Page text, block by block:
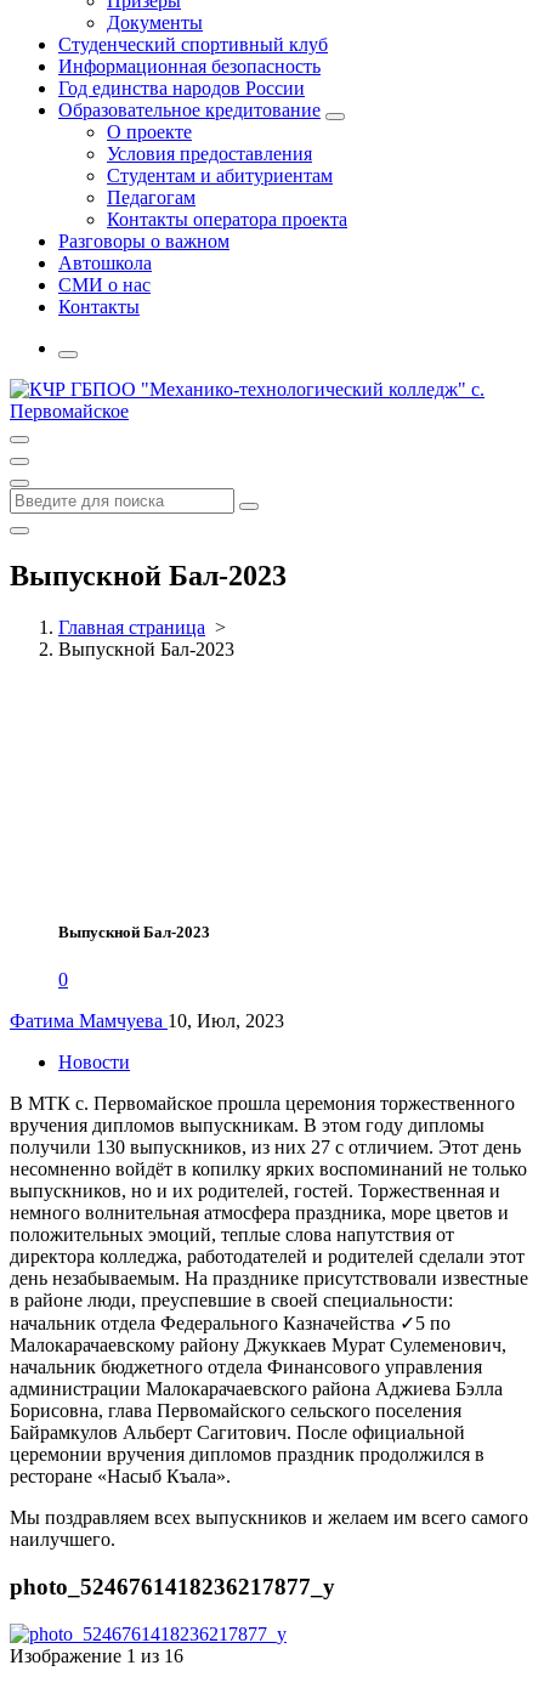
Документы
Студенческий спортивный клуб
Информационная безопасность
Год единства народов России
Образовательное кредитование
О проекте
Условия предоставления
Студентам и абитуриентам
Педагогам
Контакты оператора проекта
Разговоры о важном
Автошкола
СМИ о нас
Контакты
Выпускной Бал-2023
Главная страница >
Выпускной Бал-2023
Выпускной Бал-2023
0
Фатима Мамчуева 10, Июл, 2023
Новости
В МТК с. Первомайское прошла церемония торжественного
вручения дипломов выпускникам. В этом году дипломы
получили 130 выпускников, из них 27 с отличием. Этот день
несомненно войдёт в копилку ярких воспоминаний не только
выпускников, но и их родителей, гостей. Торжественная и
немного волнительная атмосфера праздника, море цветов и
положительных эмоций, теплые слова напутствия от
директора колледжа, работодателей и родителей сделали этот
день незабываемым. На празднике присутствовали известные
в районе люди, преуспевшие в своей специальности:
начальник отдела Федерального Казначейства ✓5 по
Малокарачаевскому району Джуккаев Мурат Сулеменович,
начальник бюджетного отдела Финансового управления
администрации Малокарачаевского района Аджиева Бэлла
Борисовна, глава Первомайского сельского поселения
Байрамкулов Альберт Сагитович. После официальной
церемонии вручения дипломов праздник продолжился в
ресторане «Насыб Къала».
Мы поздравляем всех выпускников и желаем им всего самого
наилучшего.
photo_5246761418236217877_y
Изображение 1 из 16